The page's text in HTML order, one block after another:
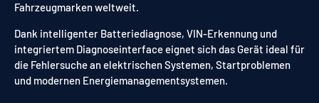
Fahrzeugmarken weltweit.
Dank intelligenter Batteriediagnose, VIN-Erkennung und
integriertem Diagnoseinterface eignet sich das Gerät ideal für
die Fehlersuche an elektrischen Systemen, Startproblemen
und modernen Energiemanagementsystemen.